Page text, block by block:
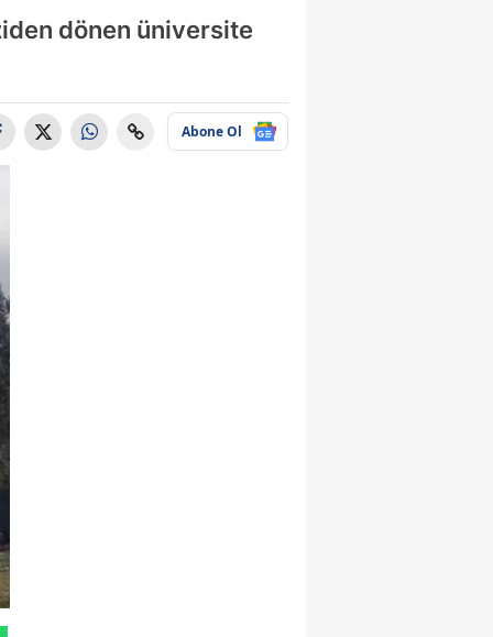
dönen üniversite
Abone Ol